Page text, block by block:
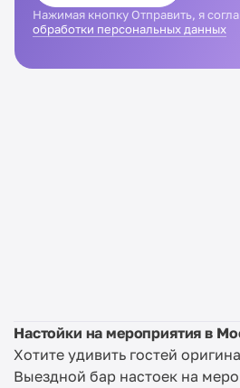
Нажимая кнопку Отправить, я
обработки персональных данных
Настойки на мероприятия в
Хотите удивить гостей
Выездной бар настоек на